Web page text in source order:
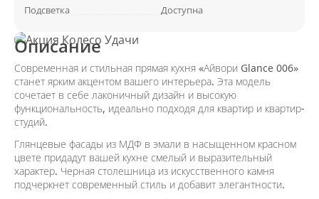
Подсветка
Доступна
Описание
Современная и стильная прямая кухня «Айвори Glance 006»
станет ярким акцентом вашего интерьера. Эта модель
сочетает в себе лаконичный дизайн и высокую
функциональность, идеально подходя для квартир и квартир-
студий.
Глянцевые фасады из МДФ в эмали в насыщенном красном
цвете придадут вашей кухне смелый и выразительный
характер. Черная столешница из искусственного камня
подчеркнет современный стиль и добавит элегантности.